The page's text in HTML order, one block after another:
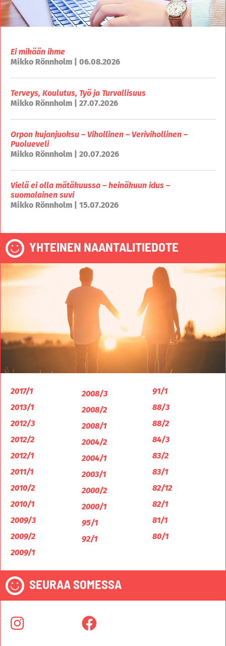
Ei mikään ihme
Mikko Rönnholm | 06.08.2026
Terveys, Koulutus, Työ ja Turvallisuus
Mikko Rönnholm | 27.07.2026
Orpon kujanjuoksu – Vihollinen – Verivihollinen –
Puolueveli
Mikko Rönnholm | 20.07.2026
Vielä ei olla mätäkuussa – heinäkuun idus –
suomalainen suvi
Mikko Rönnholm | 15.07.2026
YHTEINEN NAANTALITIEDOTE
2017/1
2013/1
2012/3
2012/2
2012/1
2011/1
2010/2
2010/1
2009/3
2009/2
2009/1
2008/3
2008/2
2008/1
2004/2
2004/1
2003/1
2000/2
2000/1
95/1
92/1
91/1
88/3
88/2
84/3
83/2
83/1
82/12
82/1
81/1
80/1
SEURAA SOMESSA